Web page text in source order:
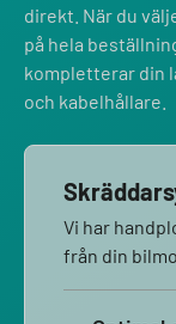
direkt. När du
på hela
kompletterar din
och kabelhållare.
Vi har
från din